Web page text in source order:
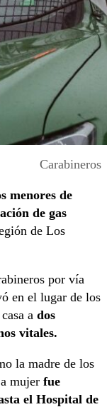
Carabineros
menores de
de gas
de Los
por vía
en el lugar de los
a dos
vitales.
la madre de los
mujer fue
el Hospital de